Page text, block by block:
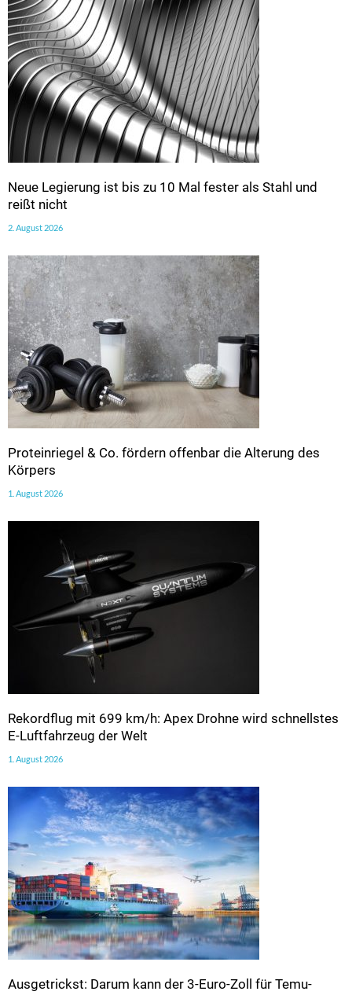
Neue Legierung ist bis zu 10 Mal fester als Stahl und
reißt nicht
2. August 2026
Proteinriegel & Co. fördern offenbar die Alterung des
Körpers
1. August 2026
Rekordflug mit 699 km/h: Apex Drohne wird schnellstes
E-Luftfahrzeug der Welt
1. August 2026
Ausgetrickst: Darum kann der 3-Euro-Zoll für Temu-